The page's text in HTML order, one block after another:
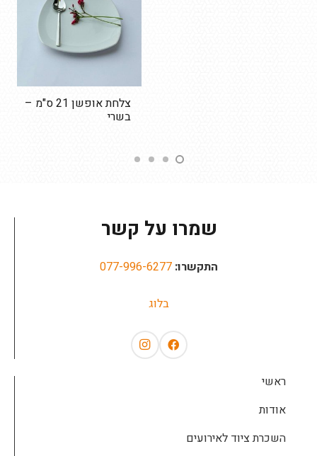
צלחת אופשן 21 ס"מ – ספל קפה
שמרו על קשר
התקשרו: 077-996-6277
בלוג
ראשי
אודות
השכרת ציוד לאירועים